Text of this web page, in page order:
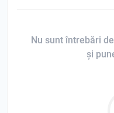
Nu sunt întrebări
și